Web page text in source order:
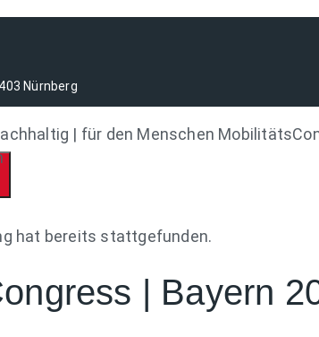
Nürnberg
| für den Menschen
hat bereits stattgefunden.
| Bayern